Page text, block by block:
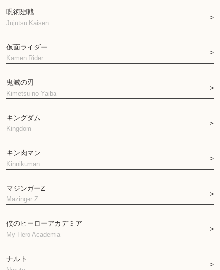
呪術廻戦
Jujutsu Kaisen
仮面ライダー
Kamen Rider
鬼滅の刃
Kimetsu no Yaiba
キングダム
Kingdom
キン肉マン
Kinnikuman
マジンガーZ
Mazinger Z
僕のヒーローアカデミア
My Hero Academia
ナルト